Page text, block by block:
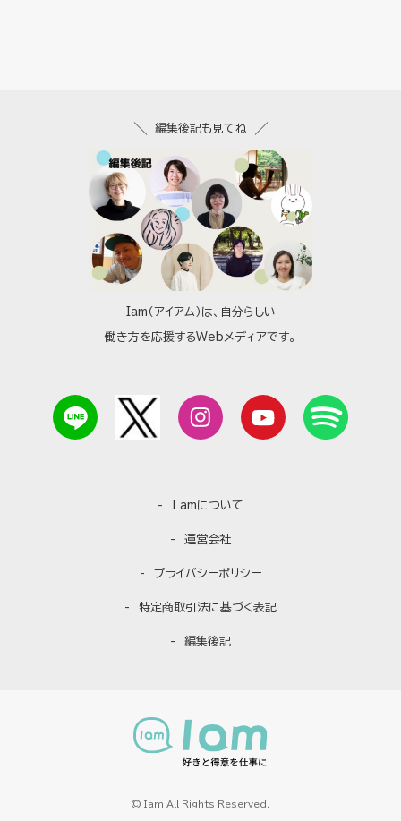
Iam（アイアム）は、自分らしい
働き方を応援するWebメディアです。
I amについて
運営会社
プライバシーポリシー
特定商取引法に基づく表記
編集後記
編集後記も見てね
© Iam All Rights Reserved.